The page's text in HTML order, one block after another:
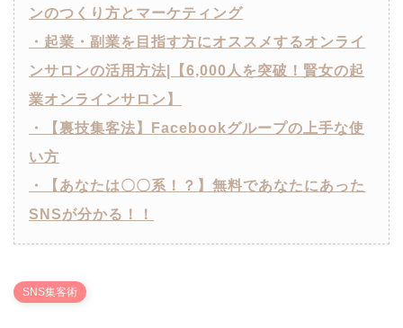
ンのつくり方とマーケティング
・起業・副業を目指す方にオススメするオンライ
ンサロンの活用方法|【6,000人を突破！賢女の起
業オンラインサロン】
・【裏技集客法】Facebookグループの上手な使
い方
・【あなたは〇〇系！？】無料であなたにあった
SNSが分かる！！
SNS集客術